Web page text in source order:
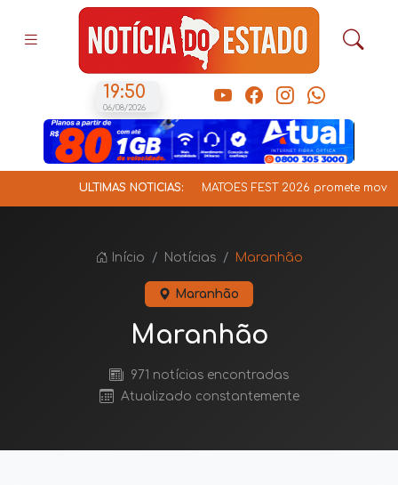
19:50
06/08/2026
ÚLTIMAS NOTÍCIAS: MATÕES FEST 2026 promete movimentar a
Início Notícias Maranhão
Maranhão
Maranhão
971 notícias encontradas
Atualizado constantemente